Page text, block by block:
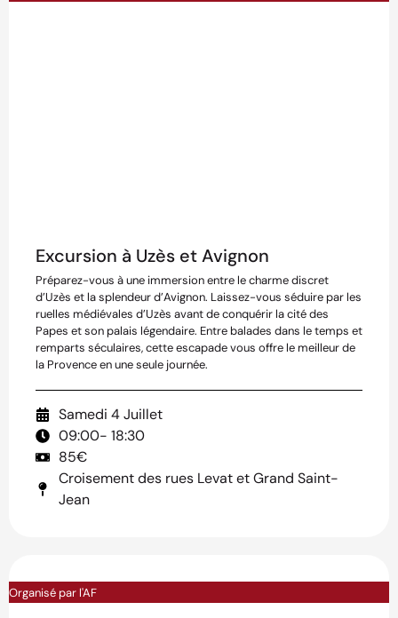
Excursion à Uzès et Avignon
Préparez-vous à une immersion entre le charme discret
d’Uzès et la splendeur d’Avignon. Laissez-vous séduire par les
ruelles médiévales d’Uzès avant de conquérir la cité des
Papes et son palais légendaire. Entre balades dans le temps et
remparts séculaires, cette escapade vous offre le meilleur de
la Provence en une seule journée.
Samedi 4 Juillet
09:00- 18:30
85€
Croisement des rues Levat et Grand Saint-
Jean
Organisé par l'AF